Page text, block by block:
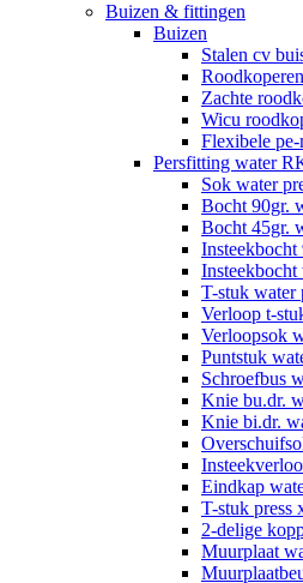
Buizen & fittingen
Buizen
Stalen cv
Zachte
Wicu
Flexibele
Persfitting water
Sok water
Bocht 90gr.
Bocht 45gr.
Insteekbocht
Insteekbocht
T-stuk water
Verloop t-
Verloopsok
Puntstuk
Schroefbus
Knie bu.dr.
Knie bi.dr.
Eindkap
T-stuk press
2-delige
Muurplaat